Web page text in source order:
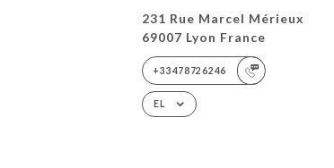
231 Rue Marcel Mérieux
69007 Lyon France
+33478726246
EL